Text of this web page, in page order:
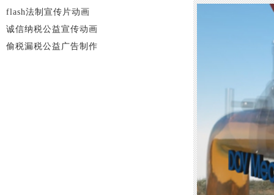
flash法制宣传片动画
诚信纳税公益宣传动画
偷税漏税公益广告制作